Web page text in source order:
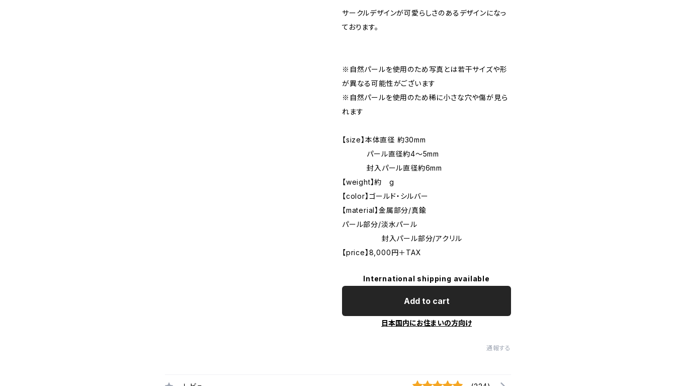
サークルデザインが可愛らしさのあるデザインになっ
ております。
※自然パールを使用のため写真とは若干サイズや形
が異なる可能性がございます
※自然パールを使用のため稀に小さな穴や傷が見ら
れます
【size】本体直径 約30mm
パール直径約4～5mm
封入パール直径約6mm
【weight】約 g
【color】ゴールド・シルバー
【material】金属部分/真鍮
パール部分/淡水パール
封入パール部分/アクリル
【price】8,000円＋TAX
International shipping available
Add to cart
日本国内にお住まいの方向け
通報する